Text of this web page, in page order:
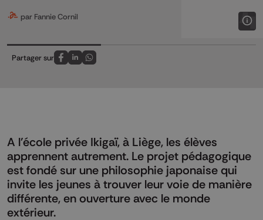
par Fannie Cornil
Partager sur
Partagez sur FaceBook
Partagez sur LinkedIn
Partagez sur Whatsapp
A l'école privée Ikigaï, à Liège, les élèves
apprennent autrement. Le projet pédagogique
est fondé sur une philosophie japonaise qui
invite les jeunes à trouver leur voie de manière
différente, en ouverture avec le monde
extérieur.